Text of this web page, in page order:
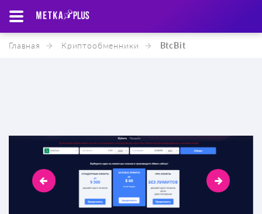
Главная Криптообменники BtcBit